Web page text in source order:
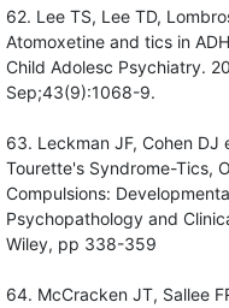
62. Lee TS, Lee TD,
Atomoxetine and tics in
Child Adolesc Psychiatry.
Sep;43(9):1068-9.
63. Leckman JF, Cohen DJ
Tourette's Syndrome-Tics,
Compulsions:
Psychopathology and
Wiley, pp 338-359
64. McCracken JT, Sallee